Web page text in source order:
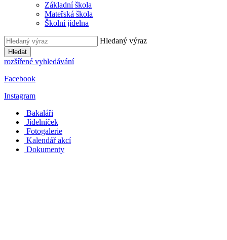
Základní škola
Mateřská škola
Školní jídelna
Hledaný výraz
Hledat
rozšířené vyhledávání
Facebook
Instagram
Bakaláři
Jídelníček
Fotogalerie
Kalendář akcí
Dokumenty